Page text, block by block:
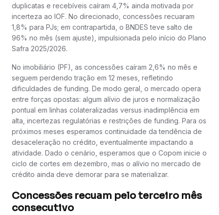
duplicatas e recebíveis caíram 4,7% ainda motivada por
incerteza ao IOF. No direcionado, concessões recuaram
1,8% para PJs; em contrapartida, o BNDES teve salto de
96% no mês (sem ajuste), impulsionada pelo início do Plano
Safra 2025/2026.
No imobiliário (PF), as concessões caíram 2,6% no mês e
seguem perdendo tração em 12 meses, refletindo
dificuldades de funding. De modo geral, o mercado opera
entre forças opostas: algum alívio de juros e normalização
pontual em linhas colateralizadas versus inadimplência em
alta, incertezas regulatórias e restrições de funding. Para os
próximos meses esperamos continuidade da tendência de
desaceleração no crédito, eventualmente impactando a
atividade. Dado o cenário, esperamos que o Copom inicie o
ciclo de cortes em dezembro, mas o alívio no mercado de
crédito ainda deve demorar para se materializar.
Concessões recuam pelo terceiro mês
consecutivo